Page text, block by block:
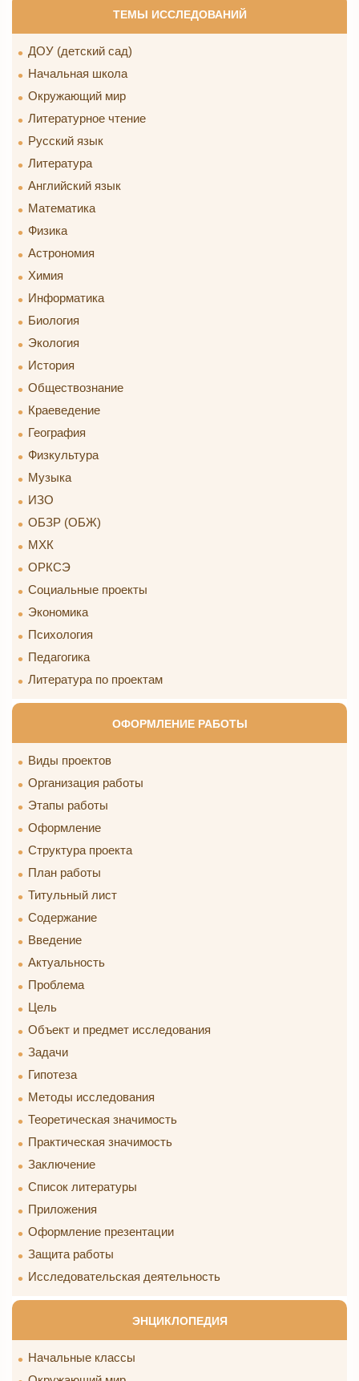
ТЕМЫ ИССЛЕДОВАНИЙ
ДОУ (детский сад)
Начальная школа
Окружающий мир
Литературное чтение
Русский язык
Литература
Английский язык
Математика
Физика
Астрономия
Химия
Информатика
Биология
Экология
История
Обществознание
Краеведение
География
Физкультура
Музыка
ИЗО
ОБЗР (ОБЖ)
МХК
ОРКСЭ
Социальные проекты
Экономика
Психология
Педагогика
Литература по проектам
ОФОРМЛЕНИЕ РАБОТЫ
Виды проектов
Организация работы
Этапы работы
Оформление
Структура проекта
План работы
Титульный лист
Содержание
Введение
Актуальность
Проблема
Цель
Объект и предмет исследования
Задачи
Гипотеза
Методы исследования
Теоретическая значимость
Практическая значимость
Заключение
Список литературы
Приложения
Оформление презентации
Защита работы
Исследовательская деятельность
ЭНЦИКЛОПЕДИЯ
Начальные классы